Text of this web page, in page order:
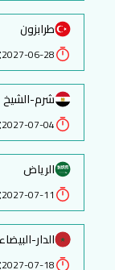
طرابزون
2027-06-28
شرم-الشيخ
2027-07-04
:
الرياض
2027-07-11
:
الدار-البيضاء
2027-07-18